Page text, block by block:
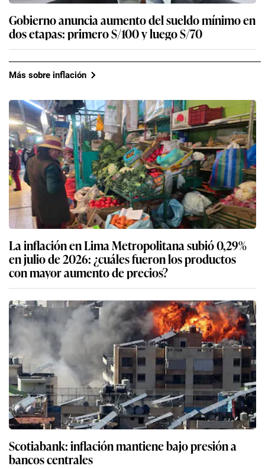
Gobierno anuncia aumento del sueldo mínimo en
dos etapas: primero S/100 y luego S/70
Más sobre inflación
La inflación en Lima Metropolitana subió 0,29%
en julio de 2026: ¿cuáles fueron los productos
con mayor aumento de precios?
Scotiabank: inflación mantiene bajo presión a
bancos centrales